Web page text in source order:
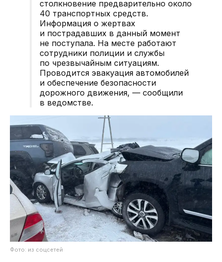
столкновение предварительно около
40 транспортных средств.
Информация о жертвах
и пострадавших в данный момент
не поступала. На месте работают
сотрудники полиции и службы
по чрезвычайным ситуациям.
Проводится эвакуация автомобилей
и обеспечение безопасности
дорожного движения, — сообщили
в ведомстве.
Фото: из соцсетей